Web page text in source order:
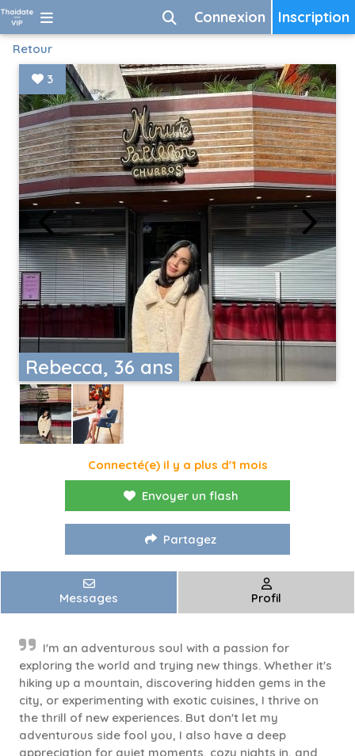
Inscription
Connexion
Retour
Rebecca, 36 ans
3
Connecté(e) il y a plus d'1 mois
Envoyer un flash
Partagez
Messages Profil
I'm an adventurous soul with a passion for
exploring the world and trying new things. Whether it's
hiking up a mountain, discovering hidden gems in the
city, or experimenting with exotic cuisines, I thrive on
the thrill of new experiences. But don't let my
adventurous side fool you, I also have a deep
appreciation for quiet moments, cozy nights in, and